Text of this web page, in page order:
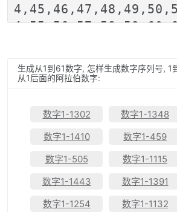
生成从1到61数字, 怎样生成数字序列号, 1
从1后面的阿拉伯数字:
数字1-1302
数字1-1348
数字1-1410
数字1-459
数字1-505
数字1-1115
数字1-1443
数字1-1391
数字1-1254
数字1-1132